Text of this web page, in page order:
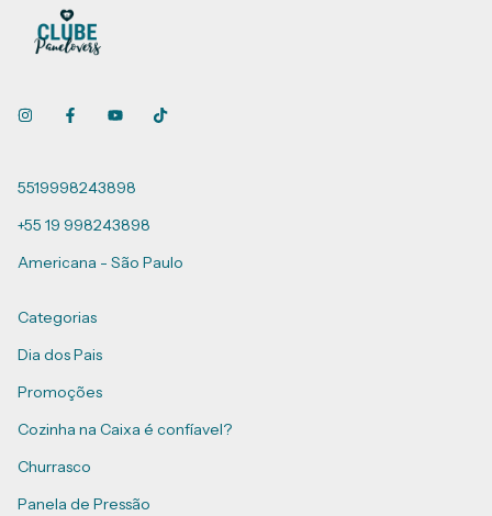
5519998243898
+55 19 998243898
Americana - São Paulo
Categorias
Dia dos Pais
Promoções
Cozinha na Caixa é confíavel?
Churrasco
Panela de Pressão